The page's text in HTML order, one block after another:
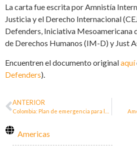
La carta fue escrita por Amnistía
Justicia y el Derecho Internacional
Defenders, Iniciativa Mesoamericana
de Derechos Humanos (IM-D) y Just
Encuentren el documento originalaquí
Defenders).
ANTERIOR
Americas